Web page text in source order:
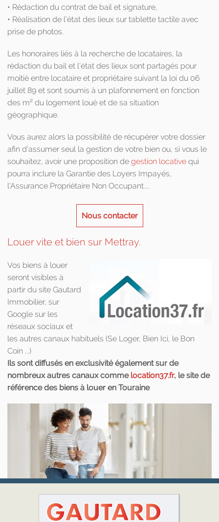
• Rédaction du contrat de bail et signature,
• Réalisation de l’état des lieux sur tablette tactile avec
prise de photos.
Les honoraires liés à la recherche de locataires, la
rédaction du bail et l’état des lieux sont partagés pour
moitié entre locataire et propriétaire suivant la loi du 06
juillet 89 et sont soumis à un plafonnement en fonction
des m² du logement loué et de sa situation
géographique.
Vous aurez alors la possibilité de récupérer votre dossier
afin d’assumer seul la gestion de votre bien ou, si vous le
souhaitez, avoir une proposition de gestion locative qui
pourra inclure la Garantie des Loyers Impayés,
l'Assurance Propriétaire Non Occupant....
Nous contacter
Louer vite et bien sur Mettray.
Vos biens à louer
seront visibles à
partir du site Gautard
Immobilier, sur
Google sur les
réseaux sociaux et
les autres canaux habituels (Se Loger, Bien Ici, le Bon
Coin ...)
Ils sont diffusés en exclusivité également sur de
nombreux autres canaux comme location37.fr, le site de
référence des biens à louer en Touraine